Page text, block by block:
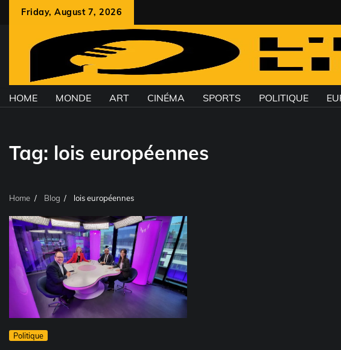
Friday, August 7, 2026
HOME MONDE ART CINÉMA SPORTS POLITIQUE
Tag: lois européennes
Home Blog lois européennes
Politique